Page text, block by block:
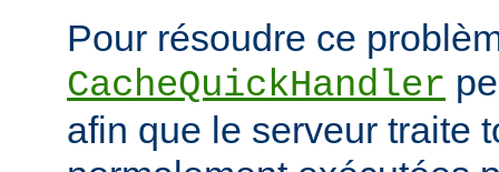
Pour résoudre ce
CacheQuickHandler
afin que le serveur traite